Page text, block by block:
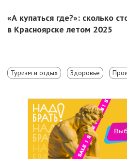
«А купаться где?»: сколько
в Красноярске летом 2025
Туризм и отдых Здоровье